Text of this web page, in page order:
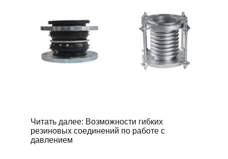
Читать далее: Возможности гибких
резиновых соединений по работе с
давлением